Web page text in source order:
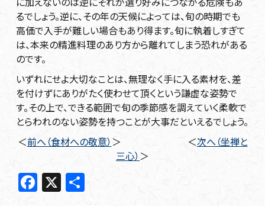
るでしょう。逆に、その年の天候によっては、旬の時期でも
高価で入手が難しい場合もあり得ます。旬に執着しすぎて
は、本来の精進料理のあり方から離れてしまう恐れがある
のです。
いずれにせよ大切なことは、無理なく手に入る素材を、差
を付けずにありがたく使わせて頂くという謙虚な姿勢で
す。その上で、できる範囲で旬の季節感を調えていく柔軟で
とらわれのない姿勢を持つことが大事だといえるでしょう。
＜前へ（食材への敬意） ＞ ＜次へ（坐禅と
三心） ＞
F X 共